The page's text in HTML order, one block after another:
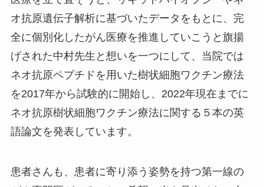
オ抗原遺伝子解析に基づいたデータをもとに、完
全に個別化したがん医療を推進していこうと旗揚
げされた中村先生と想いを一つにして、当院では
ネオ抗原ペプチドを用いた樹状細胞ワクチン療法
を2017年から試験的に開始し、2022年現在までに
ネオ抗原樹状細胞ワクチン療法に関する５本の英
語論文を発表しています。
患者さんも、患者に寄り添う姿勢を持つ第一線の